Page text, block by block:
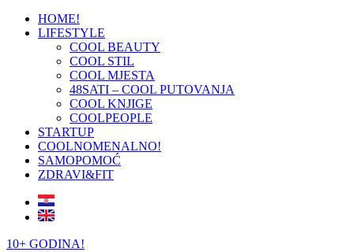
HOME!
LIFESTYLE
COOL BEAUTY
COOL STIL
COOL MJESTA
48SATI – COOL PUTOVANJA
COOL KNJIGE
COOLPEOPLE
STARTUP
COOLNOMENALNO!
SAMOPOMOĆ
ZDRAVI&FIT
10+ GODINA!